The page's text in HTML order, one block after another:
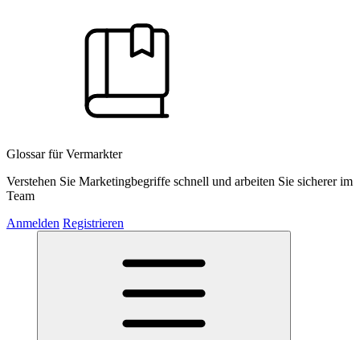
Glossar für Vermarkter
Verstehen Sie Marketingbegriffe schnell und arbeiten Sie sicherer im
Team
Anmelden Registrieren